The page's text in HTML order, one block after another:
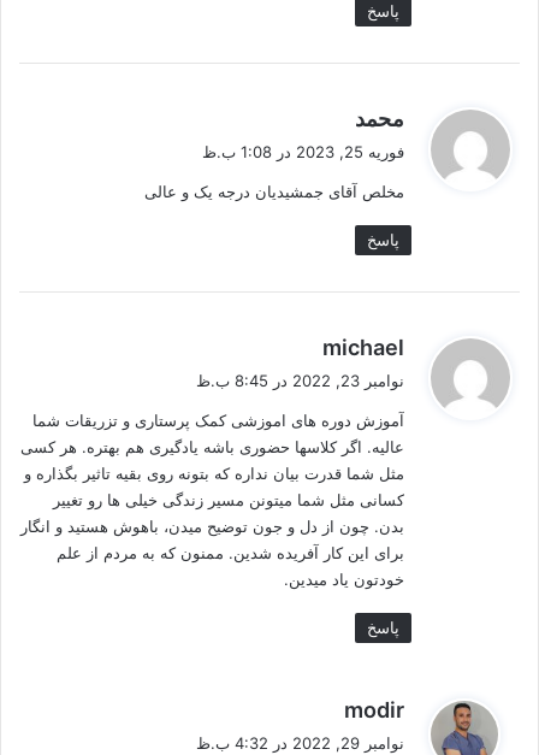
پاسخ
محمد
ف
:
فوریه 25, 2023 در 1:08 ب.ظ
مخلص آقای جمشیدیان درجه یک و عالی
پاسخ
michael
ف
نوامبر 23, 2022 در 8:45 ب.ظ
آموزش دوره های اموزشی کمک پرستاری و تزریقات شما
عالیه. اگر کلاسها حضوری باشه یادگیری هم بهتره. هر کسی
مثل شما قدرت بیان نداره که بتونه روی بقیه تاثیر بگذاره و
کسانی مثل شما میتونن مسیر زندگی خیلی ها رو تغییر
بدن. چون از دل و جون توضیح میدن، باهوش هستید و انگار
برای این کار آفریده شدین. ممنون که به مردم از علم
خودتون یاد میدین.
پاسخ
modir
ف
نوامبر 29, 2022 در 4:32 ب.ظ